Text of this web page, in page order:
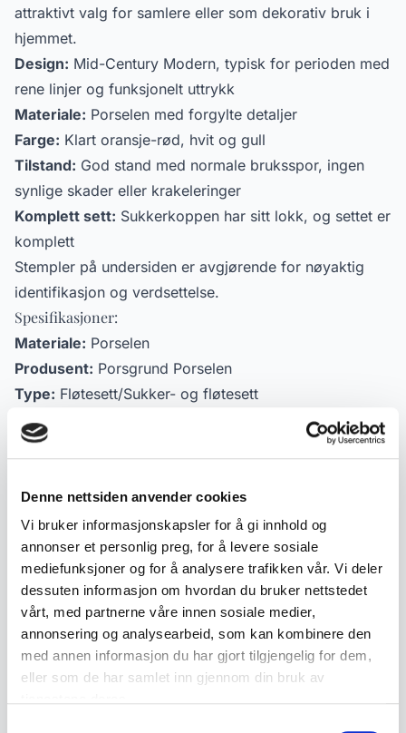
Denne nettsiden anvender cookies
Vi bruker informasjonskapsler for å gi innhold og
annonser et personlig preg, for å levere sosiale
mediefunksjoner og for å analysere trafikken vår. Vi deler
dessuten informasjon om hvordan du bruker nettstedet
vårt, med partnerne våre innen sosiale medier,
annonsering og analysearbeid, som kan kombinere den
med annen informasjon du har gjort tilgjengelig for dem,
eller som de har samlet inn gjennom din bruk av
attraktivt valg for samlere eller som dekorativ bruk i
hjemmet.
Design: Mid-Century Modern, typisk for perioden med
rene linjer og funksjonelt uttrykk
Materiale: Porselen med forgylte detaljer
Farge: Klart oransje-rød, hvit og gull
Tilstand: God stand med normale bruksspor, ingen
synlige skader eller krakeleringer
Komplett sett: Sukkerkoppen har sitt lokk, og settet er
komplett
Stempler på undersiden er avgjørende for nøyaktig
identifikasjon og verdsettelse.
Spesifikasjoner:
Materiale: Porselen
Produsent: Porsgrund Porselen
Type: Fløtesett/Sukker- og fløtesett
Datering:
Mål:Sukkerkopp høyde ca. 8-10 cm, Fløtemugge
Tilstand:God stand med normale bruksspor
Merking: Stempler på undersiden for identifikasjon
Produktdetaljer
God stand med normale bruksspor
Varenummer:
2000000007373
Publisert:
09.06.2026